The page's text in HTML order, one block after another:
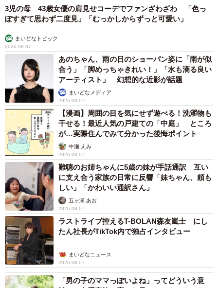
3児の母 43歳女優の肩見せコーデでファンざわざわ 「色っ
ぽすぎて思わず二度見」「むっかしからずっと可愛い」
まいどなトピック
2026.08.07
あのちゃん、雨の日のショーパン姿に「雨が似
合う」「脚めっちゃきれい！」「水も滴る良い
アーティスト」 幻想的な近影が話題
まいどなメディア
2026.08.07
【漫画】周囲の目を気にせず遊べる！洗濯物も
干せる！最近人気の戸建ての「中庭」 ところ
が…実際住んでみて分かった後悔ポイント
中瀬 えみ
2026.08.07
難聴のお姉ちゃんに5歳の妹が手話通訳 互い
に支え合う家族の日常に反響「妹ちゃん、頼も
しい」「かわいい通訳さん」
五ヶ瀬 あお
2026.08.07
ラストライブ控えるT-BOLAN森友嵐士 にし
たん社長がTikTok内で独占インタビュー
まいどなニュース
2026.08.07
「男の子のママっぽいよね」ってどういう意